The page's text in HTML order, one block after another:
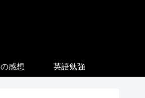
感想 英語勉強